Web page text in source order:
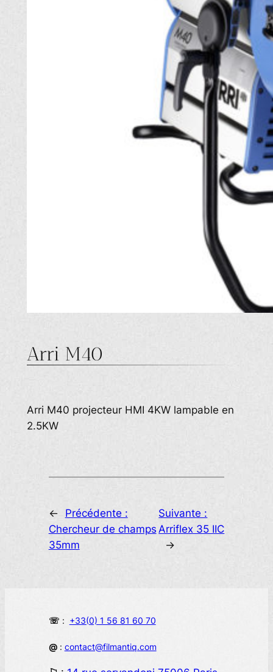
Arri M40
Arri M40 projecteur HMI 4KW lampable en
2.5KW
←
Précédente :
Chercheur de champs
35mm
Suivante :
Arriflex 35 IIC
→
☏ : +33(0) 1 56 81 60 70
@: contact@filmantiq.com